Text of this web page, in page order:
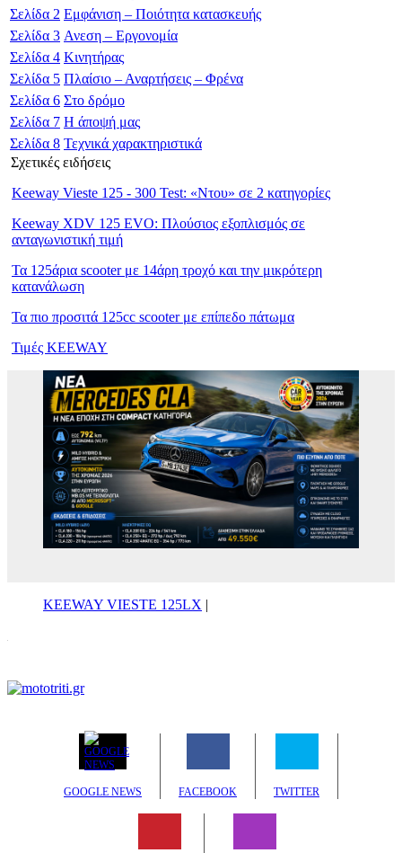
Σελίδα 2 Εμφάνιση – Ποιότητα κατασκευής
Σελίδα 3 Ανεση – Εργονομία
Σελίδα 4 Κινητήρας
Σελίδα 5 Πλαίσιο – Αναρτήσεις – Φρένα
Σελίδα 6 Στο δρόμο
Σελίδα 7 Η άποψή μας
Σελίδα 8 Τεχνικά χαρακτηριστικά
Σχετικές ειδήσεις
Keeway Vieste 125 - 300 Test: «Ντου» σε 2 κατηγορίες
Keeway XDV 125 EVO: Πλούσιος εξοπλισμός σε
ανταγωνιστική τιμή
Τα 125άρια scooter με 14άρη τροχό και την μικρότερη
κατανάλωση
Τα πιο προσιτά 125cc scooter με επίπεδο πάτωμα
Τιμές KEEWAY
KEEWAY VIESTE 125LX |
GOOGLE NEWS FACEBOOK TWITTER